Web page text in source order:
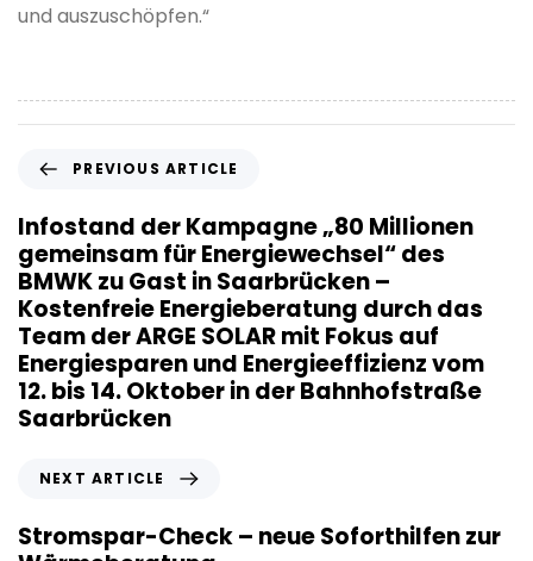
und auszuschöpfen.“
e
v
i
o
u
s
A
r
t
e
PREVIOUS ARTICLE
Infostand der Kampagne „80 Millionen
gemeinsam für Energiewechsel“ des
BMWK zu Gast in Saarbrücken –
Kostenfreie Energieberatung durch das
Team der ARGE SOLAR mit Fokus auf
Energiesparen und Energieeffizienz vom
12. bis 14. Oktober in der Bahnhofstraße
Saarbrücken
x
t
NEXT ARTICLE
Stromspar-Check – neue Soforthilfen zur